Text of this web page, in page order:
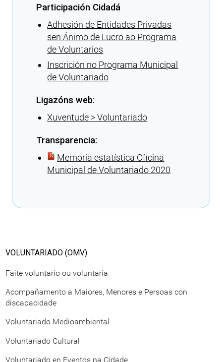
Participación Cidadá
Adhesión de Entidades Privadas
sen Ánimo de Lucro ao Programa
de Voluntarios
Inscrición no Programa Municipal
de Voluntariado
Ligazóns web:
Xuventude > Voluntariado
Transparencia:
Memoria estatística Oficina
Municipal de Voluntariado 2020
VOLUNTARIADO (OMV)
Faite voluntario ou voluntaria
Acompañamento a Maiores, Menores e Persoas con
discapacidade
Voluntariado Medioambiental
Voluntariado Cultural
Voluntariado en Eventos na Cidade